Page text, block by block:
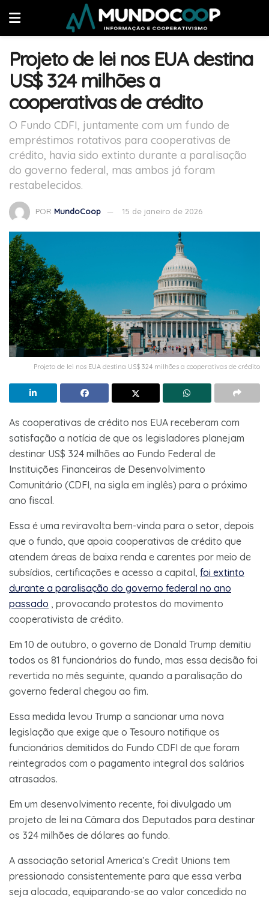
Projeto de lei nos EUA destina
US$ 324 milhões a
cooperativas de crédito
O Fundo CDFI, juntamente com um fundo de
empréstimos rotativos para cooperativas de
crédito, havia sido extinto durante a paralisação
do governo federal, mas ambos já foram
restabelecidos.
POR MundoCoop 15 de janeiro de 2026
Projeto de lei nos EUA destina US$ 324 milhões a cooperativas de crédito
As cooperativas de crédito nos EUA receberam com
satisfação a notícia de que os legisladores planejam
destinar US$ 324 milhões ao Fundo Federal de
Instituições Financeiras de Desenvolvimento
Comunitário (CDFI, na sigla em inglês) para o próximo
ano fiscal.
Essa é uma reviravolta bem-vinda para o setor, depois
que o fundo, que apoia cooperativas de crédito que
atendem áreas de baixa renda e carentes por meio de
subsídios, certificações e acesso a capital, foi extinto
durante a paralisação do governo federal no ano
passado , provocando protestos do movimento
cooperativista de crédito.
Em 10 de outubro, o governo de Donald Trump demitiu
todos os 81 funcionários do fundo, mas essa decisão foi
revertida no mês seguinte, quando a paralisação do
governo federal chegou ao fim.
Essa medida levou Trump a sancionar uma nova
legislação que exige que o Tesouro notifique os
funcionários demitidos do Fundo CDFI de que foram
reintegrados com o pagamento integral dos salários
atrasados.
Em um desenvolvimento recente, foi divulgado um
projeto de lei na Câmara dos Deputados para destinar
os 324 milhões de dólares ao fundo.
A associação setorial America’s Credit Unions tem
pressionado consistentemente para que essa verba
seja alocada, equiparando-se ao valor concedido no